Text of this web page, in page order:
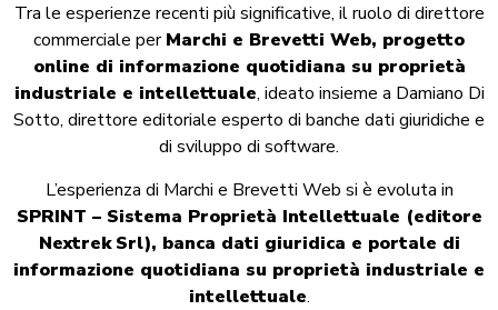
Tra le esperienze recenti più significative, il ruolo di direttore
commerciale perMarchi e Brevetti Web, progetto
online di informazione quotidiana su proprietà
industriale e intellettuale, ideato insieme a Damiano Di
Sotto, direttore editoriale esperto di banche dati giuridiche e
di sviluppo di software.
L’esperienza di Marchi e Brevetti Web si è evoluta in
SPRINT – Sistema Proprietà Intellettuale (editore
Nextrek Srl), banca dati giuridica e portale di
informazione quotidiana su proprietà industriale e
intellettuale.